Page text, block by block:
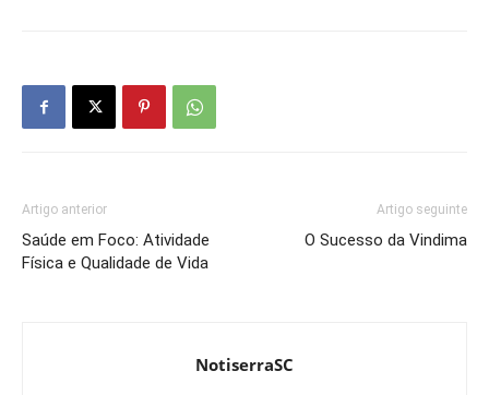
Artigo anterior
Saúde em Foco: Atividade
Física e Qualidade de Vida
Artigo seguinte
O Sucesso da Vindima
NotiserraSC